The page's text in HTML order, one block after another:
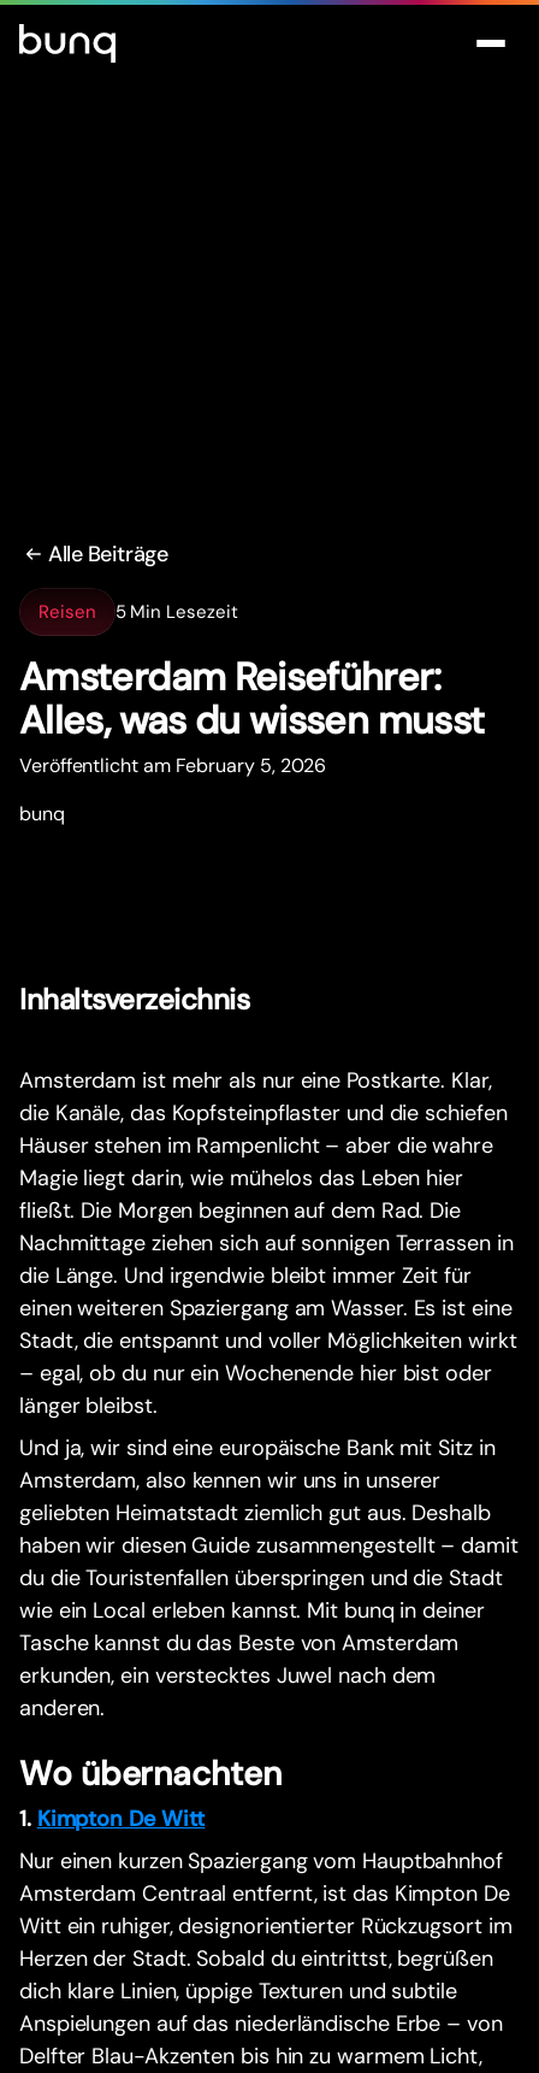
Alle Beiträge
Reisen 5 Min Lesezeit
Amsterdam Reiseführer:
Alles, was du wissen musst
Veröffentlicht am February 5, 2026
bunq
Inhaltsverzeichnis
Amsterdam ist mehr als nur eine Postkarte. Klar,
die Kanäle, das Kopfsteinpflaster und die schiefen
Häuser stehen im Rampenlicht – aber die wahre
Magie liegt darin, wie mühelos das Leben hier
fließt. Die Morgen beginnen auf dem Rad. Die
Nachmittage ziehen sich auf sonnigen Terrassen in
die Länge. Und irgendwie bleibt immer Zeit für
einen weiteren Spaziergang am Wasser. Es ist eine
Stadt, die entspannt und voller Möglichkeiten wirkt
– egal, ob du nur ein Wochenende hier bist oder
länger bleibst.
Und ja, wir sind eine europäische Bank mit Sitz in
Amsterdam, also kennen wir uns in unserer
geliebten Heimatstadt ziemlich gut aus. Deshalb
haben wir diesen Guide zusammengestellt – damit
du die Touristenfallen überspringen und die Stadt
wie ein Local erleben kannst. Mit bunq in deiner
Tasche kannst du das Beste von Amsterdam
erkunden, ein verstecktes Juwel nach dem
anderen.
Wo übernachten
1. Kimpton De Witt
Nur einen kurzen Spaziergang vom Hauptbahnhof
Amsterdam Centraal entfernt, ist das Kimpton De
Witt ein ruhiger, designorientierter Rückzugsort im
Herzen der Stadt. Sobald du eintrittst, begrüßen
dich klare Linien, üppige Texturen und subtile
Anspielungen auf das niederländische Erbe – von
Delfter Blau-Akzenten bis hin zu warmem Licht,